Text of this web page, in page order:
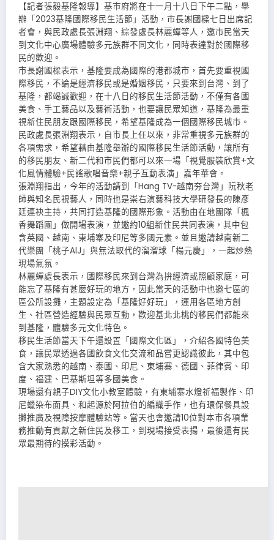
【記者張毅基隆報導】基市府將在十一月十八日下午二點，舉
辦「2023基隆國際移民生活節」活動，市長謝國樑七日出席記
者會，與民政處長張淵翔、綜發處長林麗蟬等人，邀市民當天
到文化中心廣場體驗多元族群不同文化，同時表達對於國際移
民的歡迎。
市長謝國樑表示，基隆要成為國際的港都城市，首先要重視國
際移民，不論是經濟移民或是婚姻移民，只要來到台灣、到了
基隆，都竭誠歡迎，在十八日的移民生活節活動，不僅有各國
美食、手工藝品以及藝術活動，也要讓民眾知道，基隆為最重
視新住民朋友跟國際移民，希望基隆成為一個國際移民城市。
民政處長張淵翔表示，自市長上任以來，非常重視多元族群的
各項需求，希望藉由基隆舉辦的國際移民生活節活動，讓所有
的移民朋友、新二代和市民們都可以來一場「視覺服裝欣賞+文
化風情體驗+民謠歌唱音樂+親子互動表演」嘉年華會。
張淵翔指出，今年的活動請到「Hang TV-越南夯台灣」阮秋老
師與知名民視藝人，同時也是崇右演藝科技大學研發長的陳彥
廷連袂主持，共同打造基隆的國際形象。活動由在地團隊「楓
香舞蹈團」做開場表演，並邀約10組新住民共同表演，其中包
含英國、越南、東埔寨及印尼等多國元素。並且邀請越南新二
代樂團「桃子AlJ」與無法取代的溜溜球「楊元慶」，一起炒熱
現場氣氛。
林麗蟬處長表示，國際移民來到台灣為拚經濟或照顧家庭，可
能忘了基隆有甚麼好玩的地方，因此當天的活動中也邀七區的
區公所設攤，主題設定為「基隆好好玩」，運用各區地方創
生、社區營造經驗與民眾互動，歡迎基北北桃的移民們都能來
到基隆，體驗多元文化特色。
移民生活節當天下午還設置「國際文化區」，介紹各國特色美
食，讓民眾透過各國飲食文化交流和品嘗更認識彼此，其中包
含大家熟悉的越南、泰國、印尼、東埔寨、德國、菲律賓、印
度、福建、巴基斯坦等多國美食。
現場還有親子DIY文化小教室體驗，有東埔寨水燈祈福製作、印
尼蠟染布面具、和起源於阿拉伯的編織手作，也有環保餐具設
攤推廣及視障按摩體驗站等。當天也會邀請10位對本市各項業
務推動有貢獻之新住民及移工，到現場接受表揚，最後還有民
眾最期待的摸彩活動。